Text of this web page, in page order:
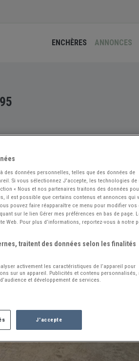
ENCHÈRES ANNONCES
des données personnelles, telles que des données de
Si vous sélectionnez J'accepte, les technologies de
« Nous et nos partenaires traitons des données
il est possible que certains contenus et annonces qui
pouvez faire réapparaître ce menu pour modifier vos
sur le lien Gérer mes préférences en bas de page.
Web. Pour plus d’informations, reportez-vous à notre
traitent des données selon les finalités
activement les caractéristiques de l’appareil pour
sur un appareil. Publicités et contenu personnalisés,
et développement de services.
J'accepte